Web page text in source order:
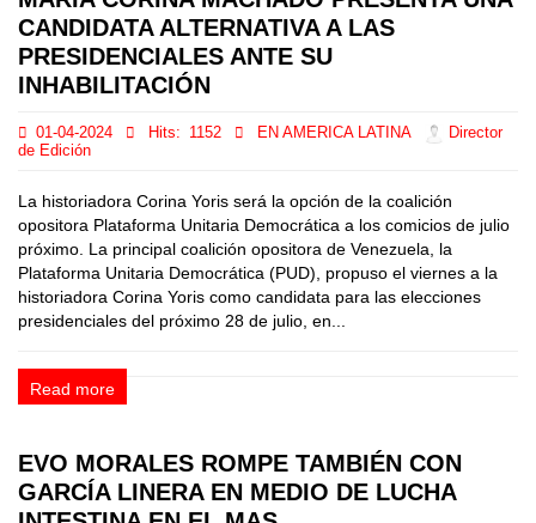
CANDIDATA ALTERNATIVA A LAS
PRESIDENCIALES ANTE SU
INHABILITACIÓN
01-04-2024 Hits: 1152 EN AMERICA LATINA
Director
de Edición
La historiadora Corina Yoris será la opción de la coalición
opositora Plataforma Unitaria Democrática a los comicios de julio
próximo. La principal coalición opositora de Venezuela, la
Plataforma Unitaria Democrática (PUD), propuso el viernes a la
historiadora Corina Yoris como candidata para las elecciones
presidenciales del próximo 28 de julio, en...
Read more
EVO MORALES ROMPE TAMBIÉN CON
GARCÍA LINERA EN MEDIO DE LUCHA